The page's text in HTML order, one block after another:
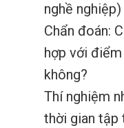
nghề nghiệp)
Chẩn đoán:
hợp với
không?
Thí nghiệm
thời gian tập